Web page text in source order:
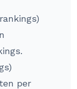
per